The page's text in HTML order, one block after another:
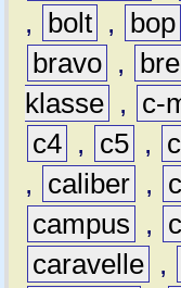
,
bolt , bop
bravo ,
klasse , c-
c4 , c5 ,
,
caliber ,
campus
,
caravelle ,